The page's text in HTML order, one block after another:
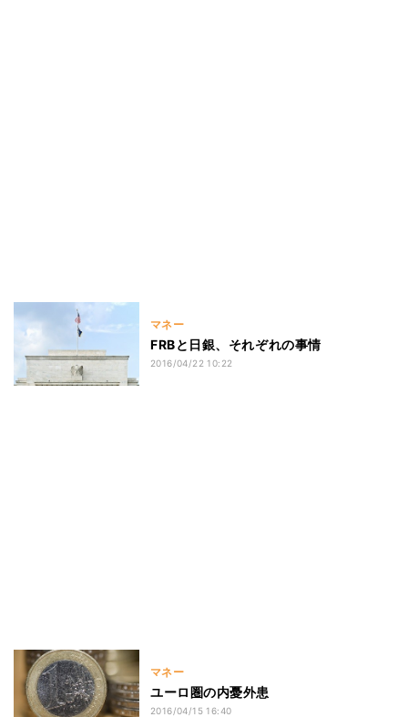
マネー
FRBと日銀、それぞれの事情
2016/04/22 10:22
マネー
ユーロ圏の内憂外患
2016/04/15 16:40